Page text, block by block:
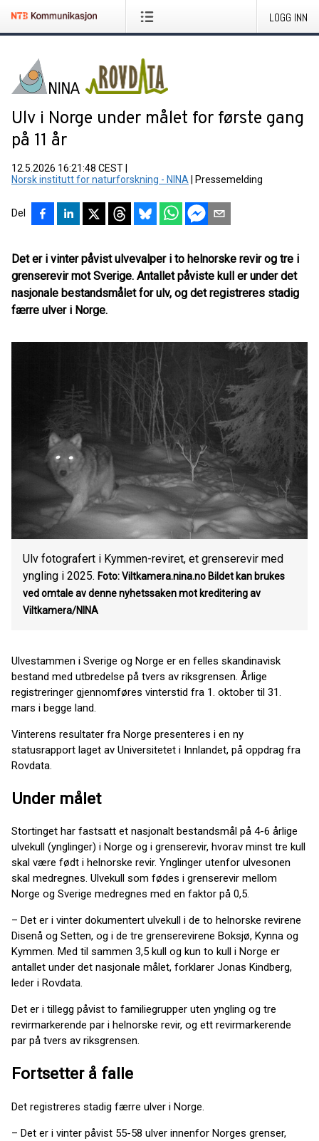
LOGG INN
Ulv i Norge under målet for første gang
på 11 år
12.5.2026 16:21:48 CEST
Norsk institutt for naturforskning - NINA
Pressemelding
Del
Det er i vinter påvist ulvevalper i to helnorske revir og tre i
grenserevir mot Sverige. Antallet påviste kull er under det
nasjonale bestandsmålet for ulv, og det registreres stadig
færre ulver i Norge.
Ulv fotografert i Kymmen-reviret, et grenserevir med
yngling i 2025. Foto: Viltkamera.nina.no Bildet kan brukes
ved omtale av denne nyhetssaken mot kreditering av
Viltkamera/NINA
Ulvestammen i Sverige og Norge er en felles skandinavisk
bestand med utbredelse på tvers av riksgrensen. Årlige
registreringer gjennomføres vinterstid fra 1. oktober til 31.
mars i begge land.
Vinterens resultater fra Norge presenteres i en ny
statusrapport laget av Universitetet i Innlandet, på oppdrag fra
Rovdata.
Under målet
Stortinget har fastsatt et nasjonalt bestandsmål på 4-6 årlige
ulvekull (ynglinger) i Norge og i grenserevir, hvorav minst tre kull
skal være født i helnorske revir. Ynglinger utenfor ulvesonen
skal medregnes. Ulvekull som fødes i grenserevir mellom
Norge og Sverige medregnes med en faktor på 0,5.
– Det er i vinter dokumentert ulvekull i de to helnorske revirene
Disenå og Setten, og i de tre grenserevirene Boksjø, Kynna og
Kymmen. Med til sammen 3,5 kull og kun to kull i Norge er
antallet under det nasjonale målet, forklarer Jonas Kindberg,
leder i Rovdata.
Det er i tillegg påvist to familiegrupper uten yngling og tre
revirmarkerende par i helnorske revir, og ett revirmarkerende
par på tvers av riksgrensen.
Fortsetter å falle
Det registreres stadig færre ulver i Norge.
– Det er i vinter påvist 55-58 ulver innenfor Norges grenser,